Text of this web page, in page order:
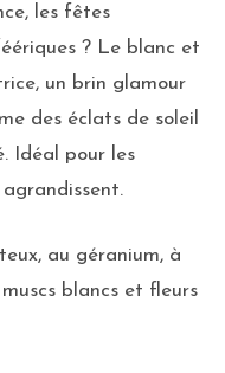
les fêtes
? Le blanc et
un brin glamour
des éclats de soleil
Idéal pour les
au géranium, à
blancs et fleurs